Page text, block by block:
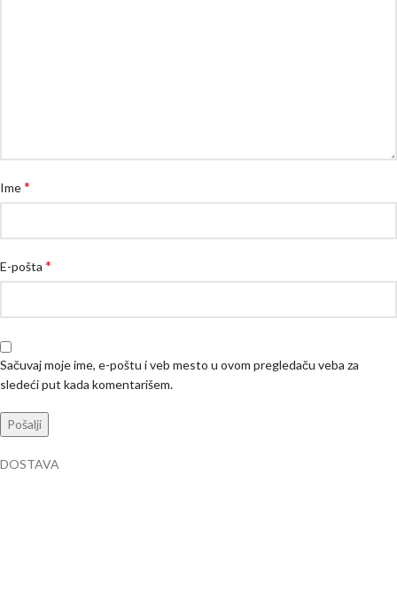
Ime*
E-pošta *
Sačuvaj moje ime, e-poštu i veb mesto u ovom pregledaču veba za
sledeći put kada komentarišem.
DOSTAVA